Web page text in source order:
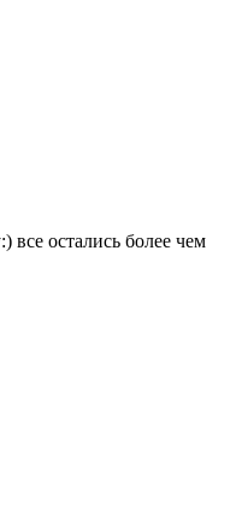
все остались более чем